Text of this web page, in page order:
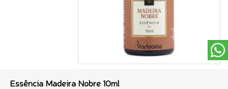
Essência Madeira Nobre 10ml